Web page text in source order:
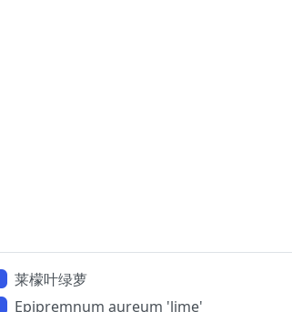
莱檬叶绿萝
Epipremnum aureum 'lime'